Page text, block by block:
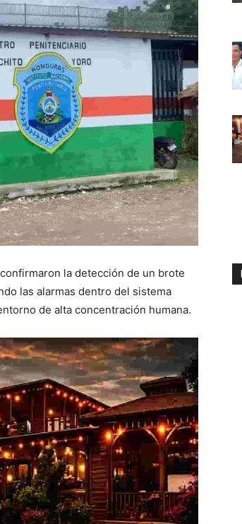
la detección de un brote
las alarmas dentro del sistema
de alta concentración humana.